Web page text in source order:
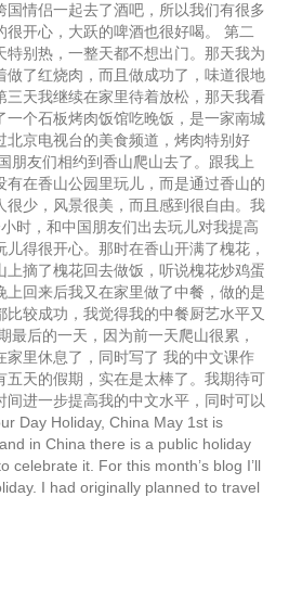
国情侣一起去了酒吧，所以我们有很多
开心，大跃的啤酒也很好喝。 第二
特别热，一整天都不想出门。那天我为
做了红烧肉，而且做成功了，味道很地
三天我继续在家里待着放松，那天我看
一个石板烤肉饭馆吃晚饭，是一家南城
北京电视台的美食频道，烤肉特别好
朋友们相约到香山爬山去了。跟我上
有在香山公园里玩儿，而是通过香山的
很少，风景很美，而且感到很自由。我
时，和中国朋友们出去玩儿对我提高
得很开心。那时在香山开满了槐花，
上摘了槐花回去做饭，听说槐花炒鸡蛋
上回来后我又在家里做了中餐，做的是
较成功，我觉得我的中餐厨艺水平又
最后的一天，因为前一天爬山很累，
家里休息了，同时写了 我的中文课作
五天的假期，实在是太棒了。我期待可
间进一步提高我的中文水平，同时可以
Day Holiday, China May 1st is
in China there is a public holiday
celebrate it. For this month’s blog I’ll
I had originally planned to travel